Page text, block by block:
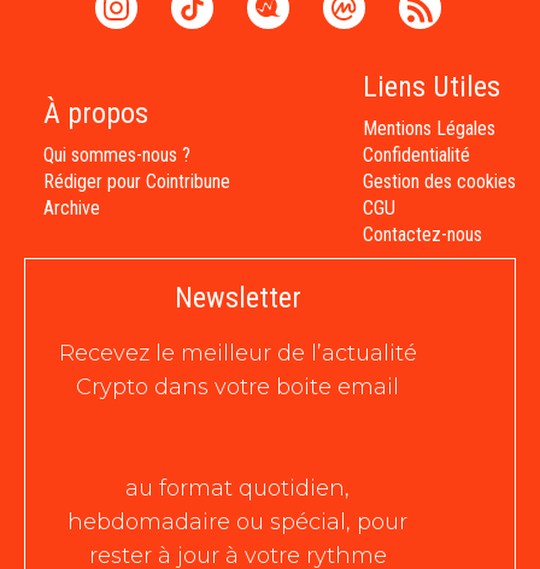
À propos
Qui sommes-nous ?
Rédiger pour Cointribune
Archive
Liens Utiles
Mentions Légales
Confidentialité
Gestion des cookies
CGU
Contactez-nous
Newsletter
Recevez le meilleur de l’actualité
Crypto dans votre boite email
au format quotidien,
hebdomadaire ou spécial, pour
rester à jour à votre rythme